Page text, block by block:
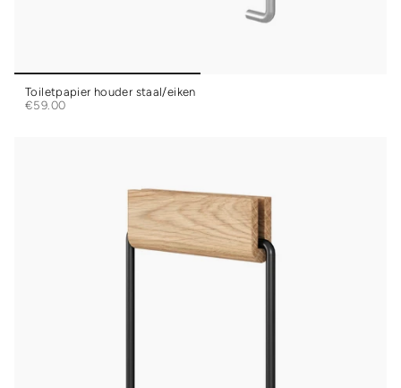
Toiletpapier houder staal/eiken
€59.00